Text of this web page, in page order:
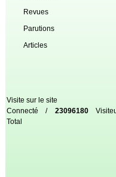
Revues
Parutions
Articles
Visite sur le site
Connecté / 23096180
Total